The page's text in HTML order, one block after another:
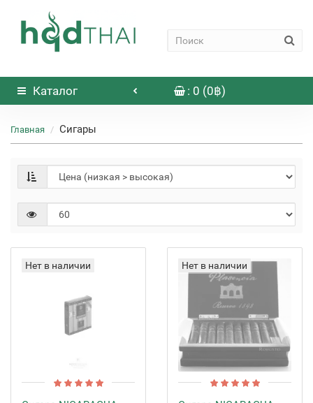
Каталог : 0 (0฿)
Главная Сигары
Нет в наличии Нет в наличии